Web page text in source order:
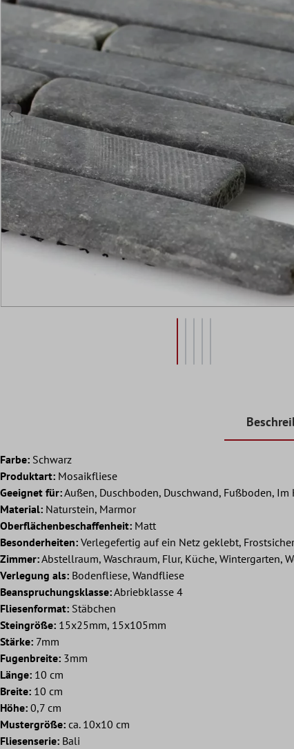
Farbe: Schwarz
Produktart: Mosaikfliese
Geeignet für:Außen, Duschboden, Duschwand, Fußboden, Im
Material: Naturstein, Marmor
Oberflächenbeschaffenheit: Matt
Besonderheiten: Verlegefertig auf ein Netz geklebt,
Zimmer:Abstellraum, Waschraum, Flur, Küche, Wintergarten,
Verlegung als: Bodenfliese, Wandfliese
Beanspruchungsklasse:Abriebklasse 4
Fliesenformat: Stäbchen
Steingröße: 15x25mm, 15x105mm
Stärke: 7mm
Fugenbreite: 3mm
Länge: 10 cm
Breite: 10 cm
Höhe: 0,7 cm
Mustergröße: ca. 10x10 cm
Fliesenserie: Bali